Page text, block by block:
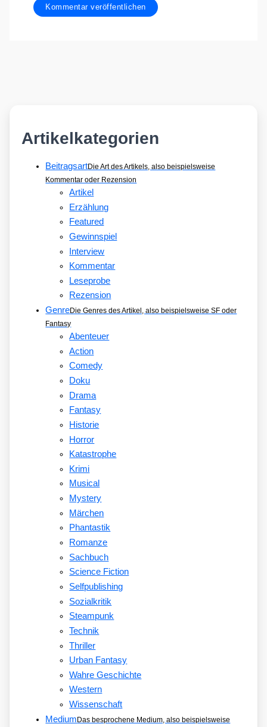
Artikelkategorien
BeitragsartDie Art des Artikels, also beispielsweise
Kommentar oder Rezension
Artikel
Erzählung
Featured
Gewinnspiel
Interview
Kommentar
Leseprobe
Rezension
GenreDie Genres des Artikel, also beispielsweise SF oder
Fantasy
Abenteuer
Action
Comedy
Doku
Drama
Fantasy
Historie
Horror
Katastrophe
Krimi
Musical
Mystery
Märchen
Phantastik
Romanze
Sachbuch
Science Fiction
Selfpublishing
Sozialkritik
Steampunk
Technik
Thriller
Urban Fantasy
Wahre Geschichte
Western
Wissenschaft
MediumDas besprochene Medium, also beispielsweise